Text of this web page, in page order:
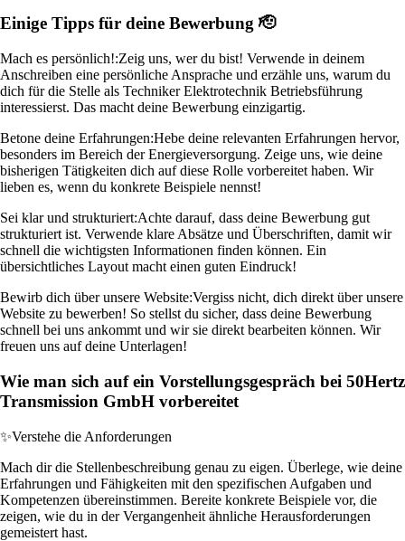
Einige Tipps für deine Bewerbung 🫡
Mach es persönlich!:Zeig uns, wer du bist! Verwende in deinem
Anschreiben eine persönliche Ansprache und erzähle uns, warum du
dich für die Stelle als Techniker Elektrotechnik Betriebsführung
interessierst. Das macht deine Bewerbung einzigartig.
Betone deine Erfahrungen:Hebe deine relevanten Erfahrungen hervor,
besonders im Bereich der Energieversorgung. Zeige uns, wie deine
bisherigen Tätigkeiten dich auf diese Rolle vorbereitet haben. Wir
lieben es, wenn du konkrete Beispiele nennst!
Sei klar und strukturiert:Achte darauf, dass deine Bewerbung gut
strukturiert ist. Verwende klare Absätze und Überschriften, damit wir
schnell die wichtigsten Informationen finden können. Ein
übersichtliches Layout macht einen guten Eindruck!
Bewirb dich über unsere Website:Vergiss nicht, dich direkt über unsere
Website zu bewerben! So stellst du sicher, dass deine Bewerbung
schnell bei uns ankommt und wir sie direkt bearbeiten können. Wir
freuen uns auf deine Unterlagen!
Wie man sich auf ein Vorstellungsgespräch bei 50Hertz
Transmission GmbH vorbereitet
✨Verstehe die Anforderungen
Mach dir die Stellenbeschreibung genau zu eigen. Überlege, wie deine
Erfahrungen und Fähigkeiten mit den spezifischen Aufgaben und
Kompetenzen übereinstimmen. Bereite konkrete Beispiele vor, die
zeigen, wie du in der Vergangenheit ähnliche Herausforderungen
gemeistert hast.